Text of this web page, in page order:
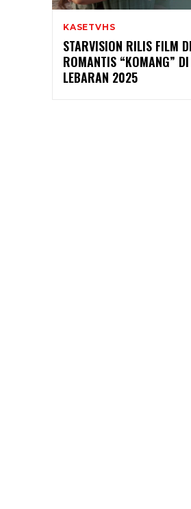
KASETVHS
STARVISION RILIS FILM
ROMANTIS “KOMANG” DI
LEBARAN 2025